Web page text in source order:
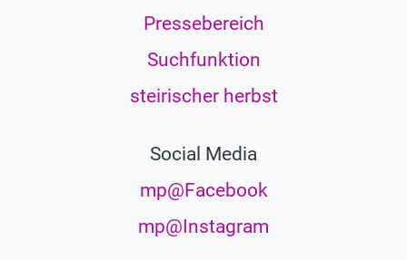
Pressebereich
Suchfunktion
steirischer herbst
Social Media
mp@Facebook
mp@Instagram